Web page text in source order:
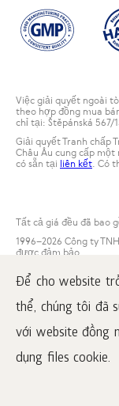
Để cho website
thể, chúng tôi đã
với website đồng
dụng files cookie.
Việc giải quyết ngoài
theo hợp đồng mua
chỉ tại: Štěpánská 567/
Giải quyết Tranh chấp
Châu Âu cung cấp một
có sẵn tại liên kết. Có
Tất cả giá đều đã bao
1996–2026 Công ty
được đảm bảo.
Việc sao chép các tài
kiện bắt buộc là dẫn
Khiếu nại
Điều kiện mua hàng